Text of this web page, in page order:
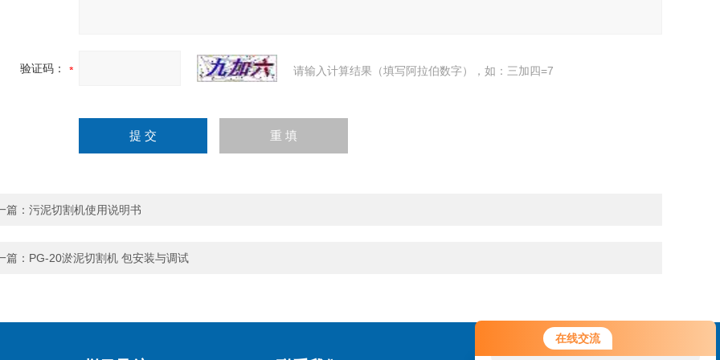
在线交流
您好！欢迎前来咨询，很高兴为您
服务，请问您要咨询什么问题呢？
验证码： 请输入计算结果（填写阿拉伯数字），如：三加四=7
篇： 污泥切割机使用说明书
篇： PG-20淤泥切割机 包安装与调试